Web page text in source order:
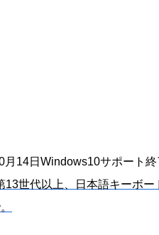
月14日Windows10サポート終
13世代以上、日本語キーボ